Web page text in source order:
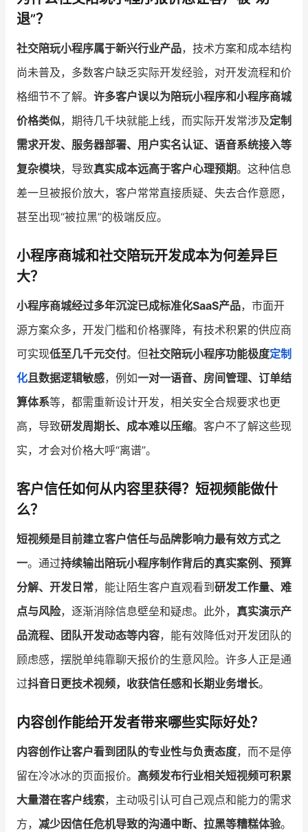
入驻有赞 认证代理商
认证服务商 设计服务商
有赞云 数据通服务
退”？
社交陪玩小程序属于新兴行业产品，技术方案和成本结构
尚未普及，多数客户缺乏实际开发经验，对开发流程和价
格细节不了解。 许多客户误以为陪玩小程序和小程序商城
价格类似，期待几千块就能上线，而实际开发常涉及定制
需求开发、服务器部署、用户实名认证、语音系统接入等
复杂模块，导致真实成本远高于客户心理预期。这种信息
差一旦被报价放大，客户常常直接质疑、失去合作意愿，
甚至出现“被拉黑”的极端反应。
小程序商城和社交陪玩开发成本为何差异巨
大？
小程序商城经过多年沉淀已成标准化SaaS产品，市面开
源方案众多，开发门槛和价格骤降，有技术积累的供应商
可实现低至几千元交付。但社交陪玩小程序功能极度定制
化且数据逻辑敏感，例如一对一语音、房间管理、订单结
算体系等，都需重新设计开发，相关安全合规要求也更
高，导致研发周期长、成本难以压缩。客户不了解这些现
实，才会对价格大呼“离谱”。
客户信任如何从内容里获得？短视频能做什
么？
短视频是目前建立客户信任与品牌影响力最有效方式之
一。通过持续输出陪玩小程序制作背后的真实案例、预算
分解、开发日常，能让陌生客户直观看到 研发工作量、难
点与风险，逐渐消除信息壁垒和疑虑。此外， 真实演示产
品流程、团队开发动态等内容，能有效降低对开发团队的
顾虑感，摆脱单纯靠聊天报价的生意风险。许多人正是通
过抖音日更技术视频，收获信任感和长期业务增长。
内容创作能给开发者带来哪些实际好处？
内容创作让客户看到团队的专业性与负责态度，而不是停
留在冷冰冰的页面报价。 高频发布行业相关短视频可积累
大量潜在客户线索，主动吸引认可自己观点和能力的需求
方， 减少因信任危机导致的沟通中断、拉黑等糟糕体验。